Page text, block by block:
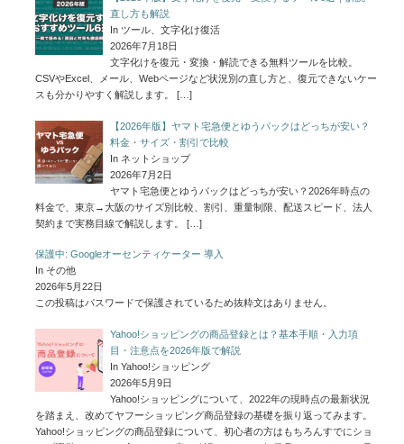
直し方も解説
In ツール、文字化け復活
2026年7月18日
文字化けを復元・変換・解読できる無料ツールを比較。
CSVやExcel、メール、Webページなど状況別の直し方と、復元できないケー
スも分かりやすく解説します。
[…]
【2026年版】ヤマト宅急便とゆうパックはどっちが安い？
料金・サイズ・割引で比較
In ネットショップ
2026年7月2日
ヤマト宅急便とゆうパックはどっちが安い？2026年時点の
料金で、東京→大阪のサイズ別比較、割引、重量制限、配送スピード、法人
契約まで実務目線で解説します。
[…]
保護中: Googleオーセンティケーター 導入
In その他
2026年5月22日
この投稿はパスワードで保護されているため抜粋文はありません。
Yahoo!ショッピングの商品登録とは？基本手順・入力項
目・注意点を2026年版で解説
In Yahoo!ショッピング
2026年5月9日
Yahoo!ショッピングについて、2022年の現時点の最新状況
を踏まえ、改めてヤフーショッピング商品登録の基礎を振り返ってみます。
Yahoo!ショッピングの商品登録について、初心者の方はもちろんすでにショ